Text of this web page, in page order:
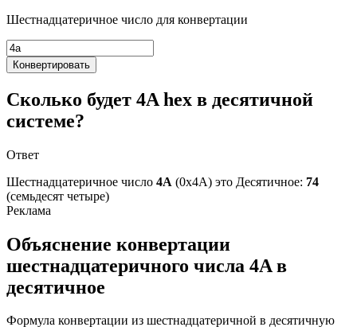
Шестнадцатеричное число для конвертации
Конвертировать
Сколько будет 4A hex в десятичной
системе?
Ответ
Шестнадцатеричное число 4A (0x4A) это Десятичное: 74
(семьдесят четыре)
Объяснение конвертации
шестнадцатеричного числа 4A в
десятичное
Формула конвертации из шестнадцатеричной в десятичную